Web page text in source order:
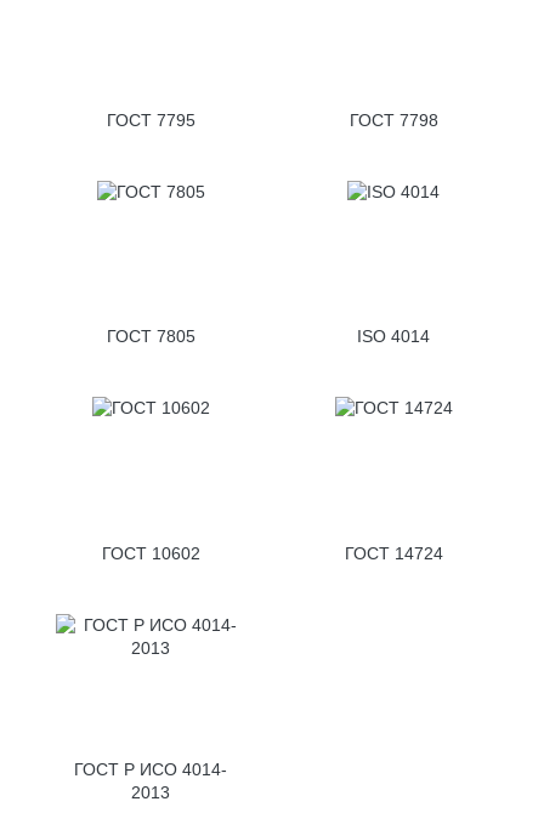
ГОСТ 7795 ГОСТ 7798
ГОСТ 7805 ISO 4014
ГОСТ 10602 ГОСТ 14724
ГОСТ Р ИСО 4014-
2013